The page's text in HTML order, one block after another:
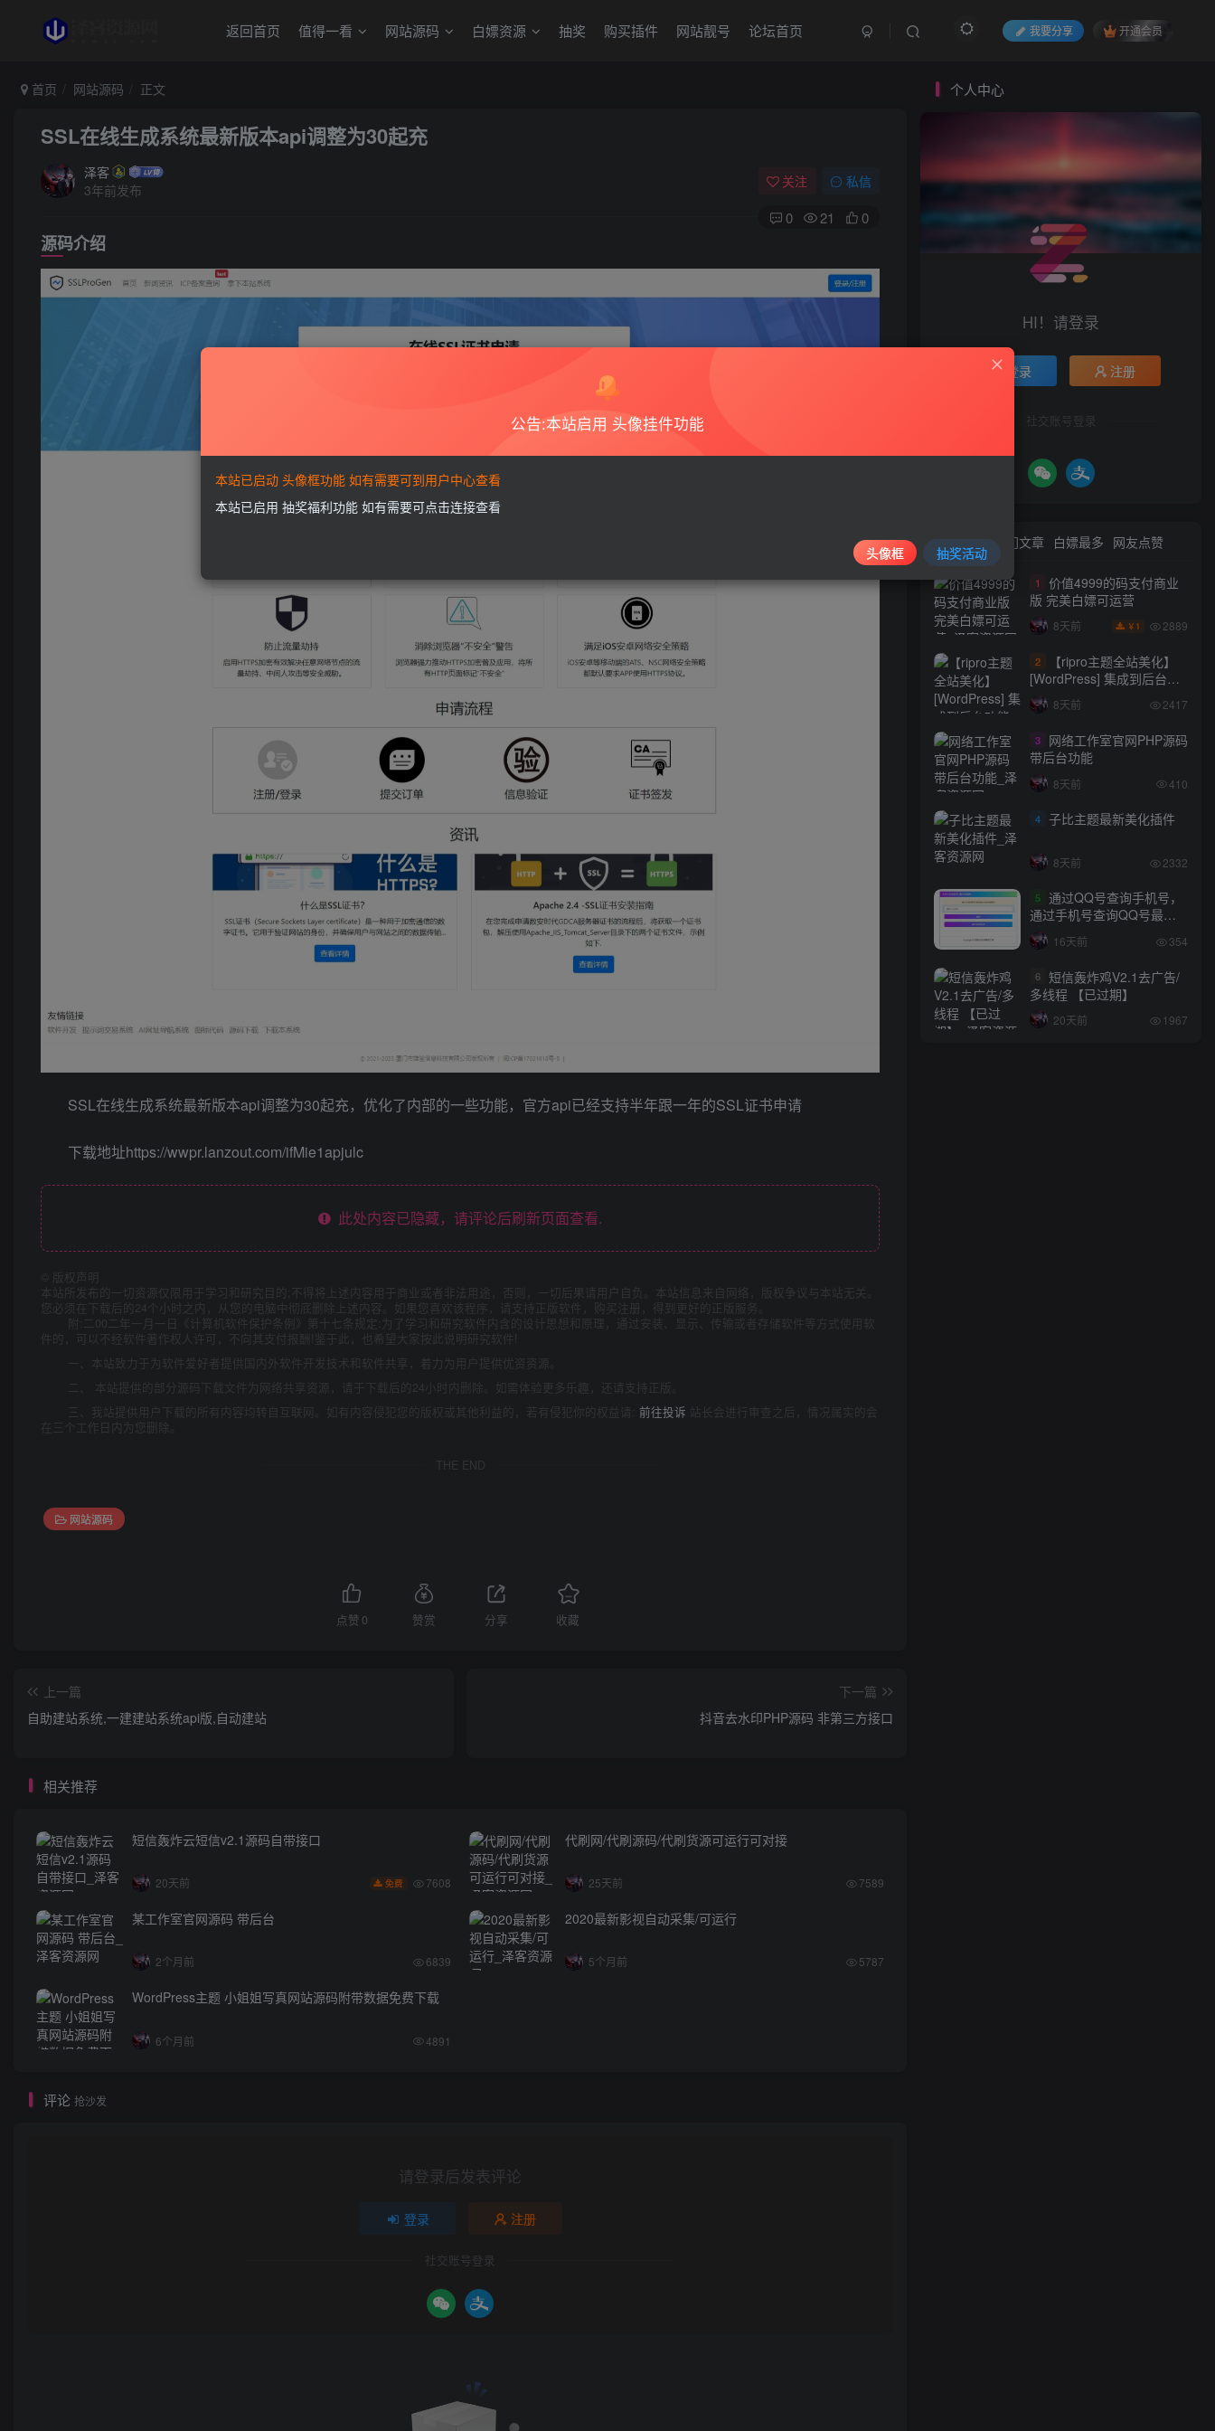
返回首页 值得一看 网站源码 白嫖资源 抽奖 购买插件 网站靓号 论坛首页 我要分享 开通会员
首页 网站源码 正文
SSL在线生成系统最新版本api调整为30起充
泽客
3年前发布
关注 私信
0 21 0
源码介绍
SSL在线生成系统最新版本api调整为30起充，优化了内部的一些功能，官方api已经支持半年跟一年的SSL证书申请
下载地址https://wwpr.lanzout.com/ifMie1apjulc
此处内容已隐藏，请评论后刷新页面查看.
版权声明
本站所发布的一切资源仅限用于学习和研究目的;不得将上述内容用于商业或者非法用途，否则，一切后果请用户自负。本站信息来自网络，版权争议与本站无关。
您必须在下载后的24个小时之内，从您的电脑中彻底删除上述内容。如果您喜欢该程序，请支持正版软件，购买注册，得到更好的正版服务。
附:二00二年一月一日《计算机软件保护条例》第十七条规定:为了学习和研究软件内含的设计思想和原理，通过安装、显示、传输或者存储软件等方式使用软
件的，可以不经软件著作权人许可，不向其支付报酬!鉴于此，也希望大家按此说明研究软件!
一、本站致力于为软件爱好者提供国内外软件开发技术和软件共享，着力为用户提供优资资源。
二、 本站提供的部分源码下载文件为网络共享资源，请于下载后的24小时内删除。如需体验更多乐趣，还请支持正版。
三、我站提供用户下载的所有内容均转自互联网。如有内容侵犯您的版权或其他利益的，若有侵犯你的权益请: 前往投诉 站长会进行审查之后，情况属实的会
在三个工作日内为您删除。
THE END
网站源码
点赞 0 赞赏 分享 收藏
上一篇
自助建站系统,一建建站系统api版,自动建站
下一篇
抖音去水印PHP源码 非第三方接口
相关推荐
短信轰炸云短信v2.1源码自带接口
20天前 免费 7608
代刷网/代刷源码/代刷货源可运行可对接
25天前 7589
某工作室官网源码 带后台
2个月前 6839
2020最新影视自动采集/可运行
5个月前 5787
WordPress主题 小姐姐写真网站源码附带数据免费下载
6个月前 4891
评论 抢沙发
请登录后发表评论
登录 注册
社交账号登录
个人中心
HI！请登录
登录 注册
社交账号登录
热门文章 白嫖最多 网友点赞
1
价值4999的码支付商业
版 完美白嫖可运营
8天前 ￥ 1 2889
2
【ripro主题全站美化】
[WordPress] 集成到后台功
能的全站美化包
WordPress…
8天前 2417
3
网络工作室官网PHP源码
带后台功能
8天前 410
4 子比主题最新美化插件
8天前 2332
5 通过QQ号查询手机号，
通过手机号查询QQ号最新
网站源码
16天前 354
6 短信轰炸鸡V2.1去广告/
多线程 【已过期】
20天前 1967
公告:本站启用 头像挂件功能
本站已启动 头像框功能 如有需要可到用户中心查看
本站已启用 抽奖福利功能 如有需要可点击连接查看
头像框 抽奖活动